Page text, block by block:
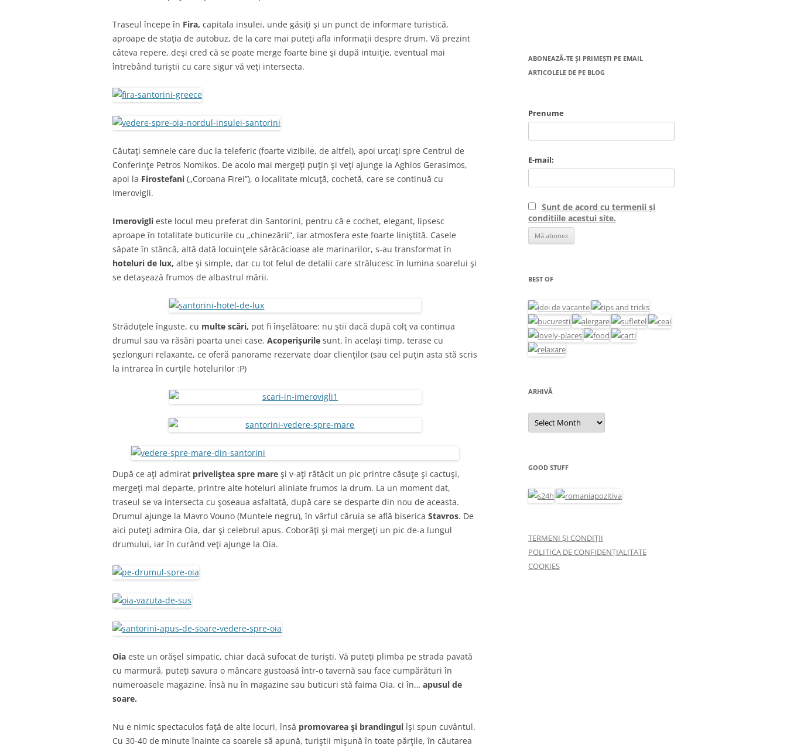
Traseul începe în Fira, capitala insulei, unde găsiţi şi un punct de informare turistică,
aproape de staţia de autobuz, de la care mai puteţi afla informaţii despre drum. Vă prezint
câteva repere, deşi cred că se poate merge foarte bine şi după intuiţie, eventual mai
întrebând turiştii cu care sigur vă veţi intersecta.
Căutaţi semnele care duc la teleferic (foarte vizibile, de altfel), apoi urcaţi spre Centrul de
Conferinţe Petros Nomikos. De acolo mai mergeţi puţin şi veţi ajunge la Aghios Gerasimos,
apoi la Firostefani („Coroana Firei”), o localitate micuţă, cochetă, care se continuă cu
Imerovigli.
Imerovigli este locul meu preferat din Santorini, pentru că e cochet, elegant, lipsesc
aproape în totalitate buticurile cu „chinezării”, iar atmosfera este foarte liniştită. Casele
săpate în stâncă, altă dată locuinţele sărăcăcioase ale marinarilor, s-au transformat în
hoteluri de lux, albe şi simple, dar cu tot felul de detalii care strălucesc în lumina soarelui şi
se detaşează frumos de albastrul mării.
Străduţele înguste, cu multe scări, pot fi înşelătoare: nu ştii dacă după colţ va continua
drumul sau va răsări poarta unei case. Acoperişurile sunt, în acelaşi timp, terase cu
şezlonguri relaxante, ce oferă panorame rezervate doar clienţilor (sau cel puţin asta stă scris
la intrarea în curţile hotelurilor :P)
După ce aţi admirat priveliştea spre mare şi v-aţi rătăcit un pic printre căsuţe şi cactuşi,
mergeţi mai departe, printre alte hoteluri aliniate frumos la drum. La un moment dat,
traseul se va intersecta cu şoseaua asfaltată, după care se desparte din nou de aceasta.
Drumul ajunge la Mavro Vouno (Muntele negru), în vârful căruia se află biserica Stavros. De
aici puteţi admira Oia, dar şi celebrul apus. Coborâţi şi mai mergeţi un pic de-a lungul
drumului, iar în curând veţi ajunge la Oia.
Oia este un orăşel simpatic, chiar dacă sufocat de turişti. Vă puteţi plimba pe strada pavată
cu marmură, puteţi savura o mâncare gustoasă într-o tavernă sau face cumpărături în
numeroasele magazine. Însă nu în magazine sau buticuri stă faima Oia, ci în… apusul de
soare.
Nu e nimic spectaculos faţă de alte locuri, însă promovarea şi brandingulîşi spun cuvântul.
Cu 30-40 de minute înainte ca soarele să apună, turiştii mişună în toate părţile, în căutarea
ABONEAZĂ-TE ȘI PRIMEȘTI PE EMAIL
ARTICOLELE DE PE BLOG
Prenume
E-mail:
Sunt de acord cu termenii și
condițiile acestui site.
BEST OF
ARHIVĂ
Arhivă
GOOD STUFF
TERMENI ȘI CONDIȚII
POLITICA DE CONFIDENȚIALITATE
COOKIES